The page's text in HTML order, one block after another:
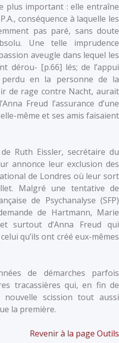
plus important : elle entraîne
conséquence à laquelle les
pas paré, sans doute
Une telle imprudence
aveugle dans lequel les
dérou- [p.66] lés; de l’appui
en la personne de la
de rage contre Nacht, aurait
Freud l’assurance d’une
même et ses amis faisaient
Ruth Eissler, secrétaire du
annonce leur exclusion des
de Londres où leur sort
Malgré une tentative de
de Psychanalyse (SFP)
de Hartmann, Marie
surtout d’Anna Freud qui
qu’ils ont créé eux-mêmes
de démarches parfois
tracassières qui, en fin de
scission tout aussi
la première.
Revenir à la page Outils